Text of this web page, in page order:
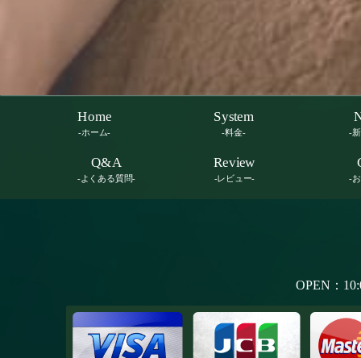
Home
-ホーム-
System
-料金- -
Q&A
-よくある質問-
Review
-レビュー- -
OPEN：